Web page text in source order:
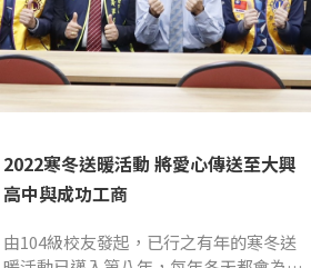
2022寒冬送暖活動 將愛心傳送至大興
高中與成功工商
由104級校友發起，已行之有年的寒冬送